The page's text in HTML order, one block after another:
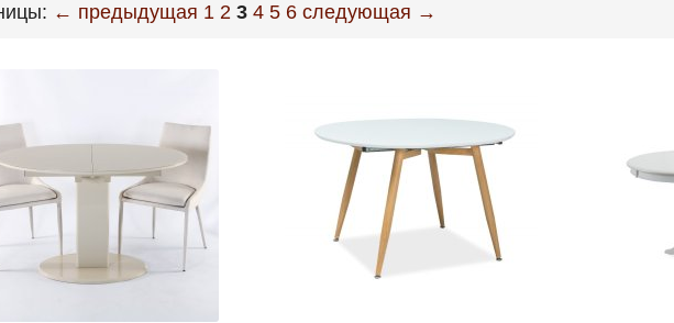
← предыдущая 1 2 3 4 5 6 следующая →